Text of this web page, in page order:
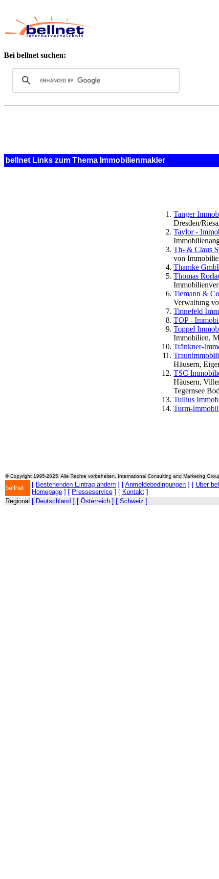
Bei bellnet suchen:
bellnet Links zum Thema Immobilienmakler
Tanger
Dresden/
Taylor -
Th- & Claus
von
Thamke
Thomas
Tiemann &
Verwaltung
Tinnefeld
TOP -
Toppel
Immobilien,
Tränkner-
Häusern,
TSC
Häusern,
Tegernsee
Tullius
Turm-
© Copyright 1995-2025. Alle Rechte vorbehalten. International Consulting and Marketing
bellnet [ Bestehenden Eintrag ändern ] [ Anmeldebedingungen ] [ Über
Homepage ] [ Presseservice ] [ Kontakt ]
Regional [ Deutschland ] [ Österreich ] [ Schweiz ]